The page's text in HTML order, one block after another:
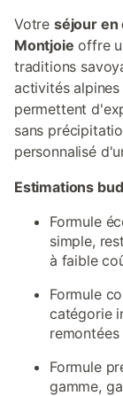
Votre séjour en
Montjoie offre
traditions
activités
permettent
sans
personnalisé
Estimations
Formule
simple,
à faible
Formule
catégorie
Formule
gamme,